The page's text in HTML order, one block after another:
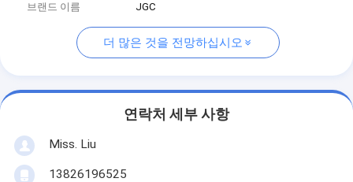
브랜드 이름
JGC
더 많은 것을 전망하십시오
연락처 세부 사항
Miss. Liu
13826196525